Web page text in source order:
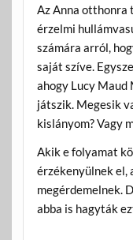
Az Anna otthonra
érzelmi
számára arról,
saját szíve.
ahogy Lucy Maud
játszik. Megesik
kislányom? Vagy
Akik e folyamat
érzékenyülnek el,
megérdemelnek.
abba is hagyták